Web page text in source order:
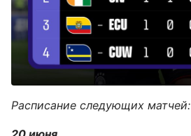
Расписание следующих матчей: